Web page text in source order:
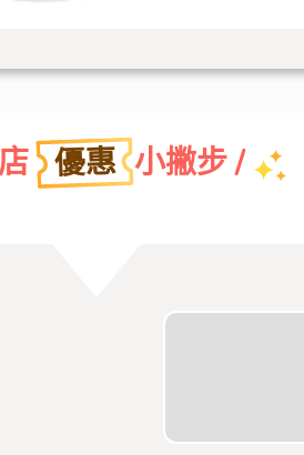
優惠 小撇步 /
查看本店特約名單